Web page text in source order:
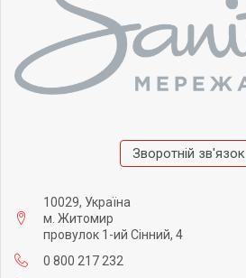
Зворотній зв'язок
10029, Україна
м. Житомир
провулок 1-ий Сінний, 4
0 800 217 232